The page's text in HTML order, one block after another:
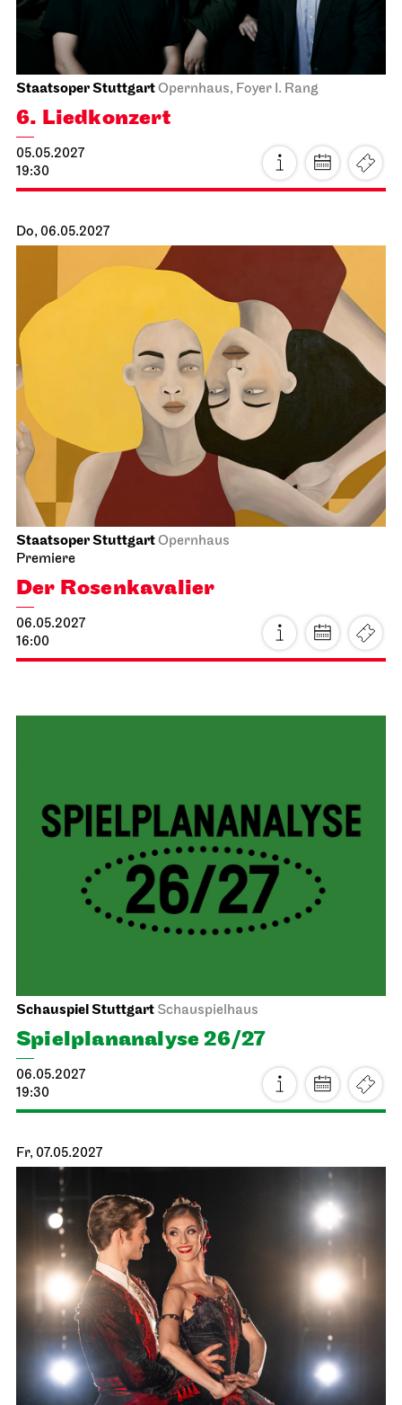
JOiNNord
Noch leben alle, die wir lieben
15.04.2027
19:00
Fr, 16.04.2027
Premiere
16.04.2027
19:00
Nord
Noch leben alle, die wir lieben
16.04.2027
19:00
Sa, 17.04.2027